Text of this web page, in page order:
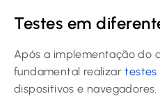
Testes em
Após a implementação do
fundamental realizartestes
dispositivos e